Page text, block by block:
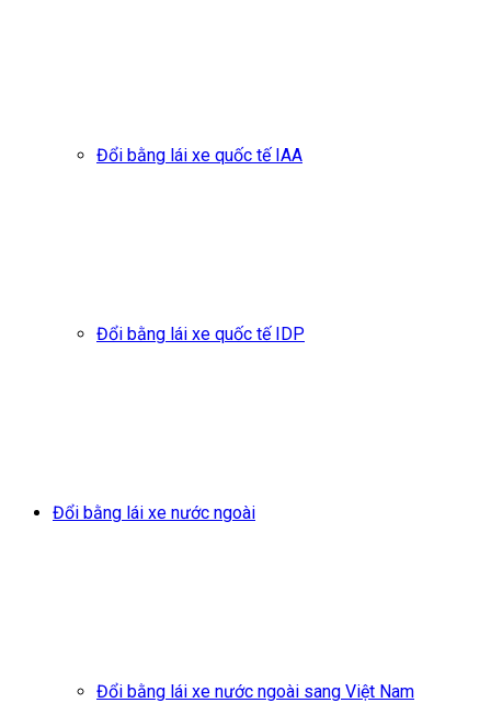
Đổi bằng lái xe quốc tế IAA
Đổi bằng lái xe quốc tế IDP
Đổi bằng lái xe nước ngoài
Đổi bằng lái xe nước ngoài sang Việt Nam